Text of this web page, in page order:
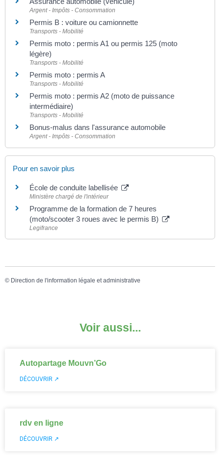
Argent - Impôts - Consommation
Permis B : voiture ou camionnette
Transports - Mobilité
Permis moto : permis A1 ou permis 125 (moto
légère)
Transports - Mobilité
Permis moto : permis A
Transports - Mobilité
Permis moto : permis A2 (moto de puissance
intermédiaire)
Transports - Mobilité
Bonus-malus dans l'assurance automobile
Argent - Impôts - Consommation
Pour en savoir plus
École de conduite labellisée
Ministère chargé de l'intérieur
Programme de la formation de 7 heures
(moto/scooter 3 roues avec le permis B)
Legifrance
© Direction de l'information légale et administrative
Voir aussi...
Autopartage Mouvn’Go
DÉCOUVRIR ↗
rdv en ligne
DÉCOUVRIR ↗